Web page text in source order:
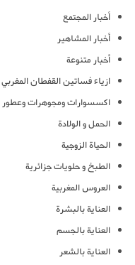
أخبار المجتمع
أخبار المشاهير
أخبار متنوعة
ازياء فساتين القفطان المغربي
اكسسوارات ومجوهرات وعطور
الحمل و الولادة
الحياة الزوجية
الطبخ و حلويات جزائرية
العروس المغربية
العناية بالبشرة
العناية بالجسم
العناية بالشعر